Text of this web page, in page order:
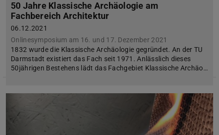
50 Jahre Klassische Archäologie am
Fachbereich Architektur
06.12.2021
Onlinesymposium am 16. und 17. Dezember 2021
1832 wurde die Klassische Archäologie gegründet. An der TU
Darmstadt existiert das Fach seit 1971. Anlässlich dieses
50jährigen Bestehens lädt das Fachgebiet Klassische Archäo…